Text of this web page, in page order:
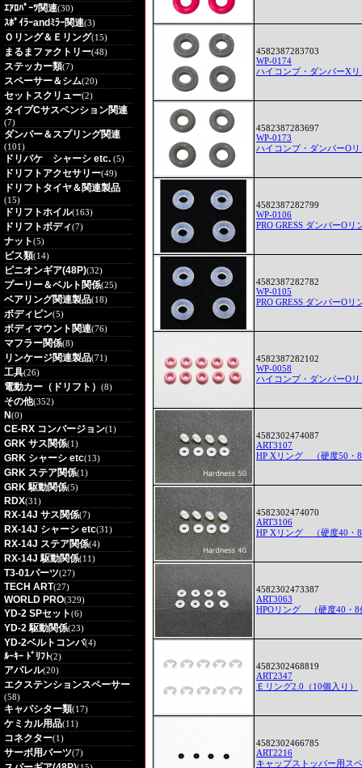
ｴｱﾛﾊﾟｰﾂ関連(30)
ｽﾎﾟｲﾗｰandﾐﾗｰ関連(3)
Ｏリング＆Ｅリング(15)
まるまファクトリー(48)
ステッカー類(7)
スペーサー＆シム(20)
セットスクリュー(2)
タイプCサスペンション関連
(7)
ダンパー＆スプリング関連
(101)
ドリパケ シャーシ etc. (5)
ドリフトアクセサリー(49)
ドリフトタイヤ＆関連製品
(15)
ドリフトホイル(163)
ドリフトボディ(7)
ナット(5)
ビス類(14)
ピニオンギア(48P)(32)
プーリー＆ベルト関係(25)
ベアリング関連製品(18)
ボディピン(5)
ボディマウント関連(76)
マフラー関係(8)
リンケージ関連製品(71)
工具(26)
電動カー（ドリフト） (8)
その他(352)
N(0)
CE-RX コンバージョン(1)
GRK サス関係(1)
GRK シャーシ etc(13)
GRK ステア関係(1)
GRK 駆動関係(5)
RDX(31)
RX-14J サス関係(7)
RX-14J シャーシ etc(31)
RX-14J ステア関係(4)
RX-14J 駆動関係(11)
T3-01パーツ(27)
TECH ART(27)
WORLD PRO(329)
YD-2 SPセット(6)
YD-2 駆動関係(23)
YD-2ベルトコンバ(4)
ﾙｰｷｰ ﾄﾞﾘﾌﾄ(2)
アパレル(20)
エクステンションスペーサー
(58)
キャパシター類(17)
ケミカル用品(11)
コネクター(1)
サーボ用パーツ(7)
4582387283703
WP-0174
ハイコンプ・ダンパーX
4582387283697
WP-0173
ハイコンプ・ダンパーO
4582387282799
WP-0106
PRO GRESS ダンパーOリ
4582387282782
WP-0105
PRO GRESS ダンパーOリ
4582387282102
WP-0058
ハイコンプ・ダンパーO
4582302474087
ART3107
HP Xリング （硬度50・
4582302474070
ART3106
HP Xリング （硬度40・
4582302473387
ART3063
HPOリング （硬度40・8
4582302468819
ART2347
Ｅリング2.0（10個入り）
4582302466785
ART2216
キャップストッパー用